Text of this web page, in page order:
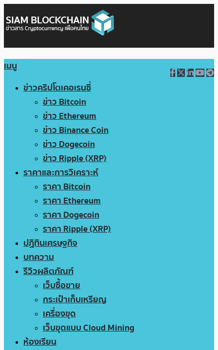
เมนู
ข่าวคริปโตเคอเรนซี่
ข่าว Bitcoin
ข่าว Ethereum
ข่าว Binance Coin
ข่าว Dogecoin
ข่าว Ripple (XRP)
ราคาและการวิเคราะห์
ราคา Bitcoin
ราคา Ethereum
ราคา Dogecoin
ราคา Ripple (XRP)
ปฏิทินเศรษฐกิจ
บทความ
รีวิวผลิตภัณฑ์
เว็บซื้อขาย
กระเป๋าเก็บเหรียญ
เครื่องขุด
เว็บขุดแบบ Cloud Mining
ห้องเรียน